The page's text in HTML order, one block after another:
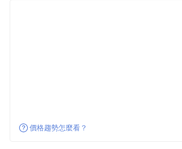
價格趨勢怎麼看？